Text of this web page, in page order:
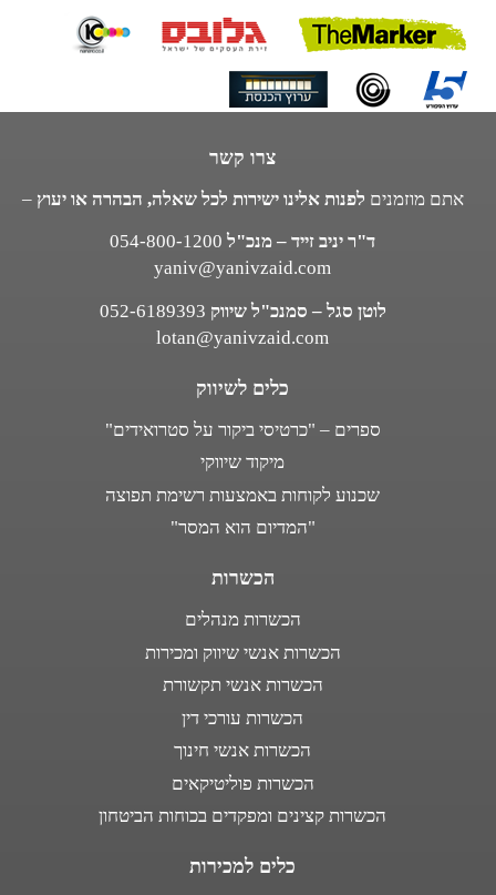
צרו קשר
אתם מוזמנים לפנות אלינו ישירות לכל שאלה, הבהרה או יעוץ –
ד"ר יניב זייד – מנכ"ל 054-800-1200
yaniv@yanivzaid.com
לוטן סגל – סמנכ"ל שיווק 052-6189393
lotan@yanivzaid.com
כלים לשיווק
ספרים – "כרטיסי ביקור על סטרואידים"
מיקוד שיווקי
שכנוע לקוחות באמצעות רשימת תפוצה
"המדיום הוא המסר"
הכשרות
הכשרות מנהלים
הכשרות אנשי שיווק ומכירות
הכשרות אנשי תקשורת
הכשרות עורכי דין
הכשרות אנשי חינוך
הכשרות פוליטיקאים
הכשרות קצינים ומפקדים בכוחות הביטחון
כלים למכירות